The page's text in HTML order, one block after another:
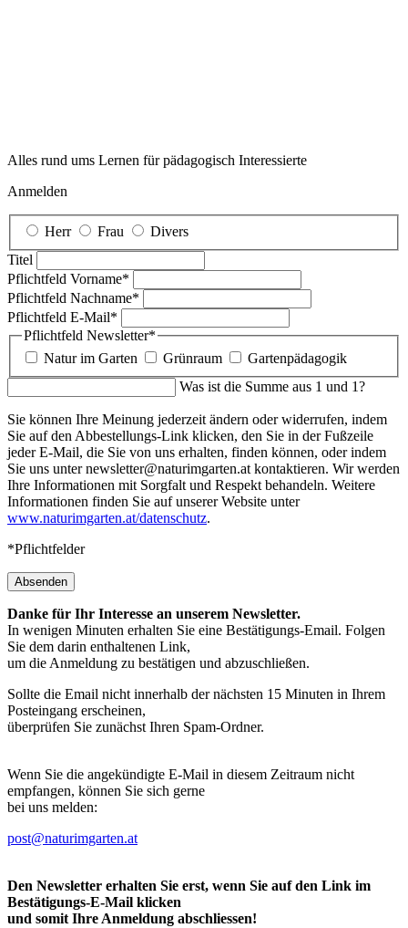
Alles rund ums Lernen für pädagogisch Interessierte
Anmelden
Herr Frau
Divers
Titel
Pflichtfeld Vorname*
Pflichtfeld Nachname*
Pflichtfeld E-Mail*
Pflichtfeld Newsletter*
Natur im Garten
Grünraum
Gartenpädagogik
Was ist die Summe aus 1 und 1?
Sie können Ihre Meinung jederzeit ändern oder widerrufen, indem
Sie auf den Abbestellungs-Link klicken, den Sie in der Fußzeile
jeder E-Mail, die Sie von uns erhalten, finden können, oder indem
Sie uns unter newsletter@naturimgarten.at kontaktieren. Wir werden
Ihre Informationen mit Sorgfalt und Respekt behandeln. Weitere
Informationen finden Sie auf unserer Website unter
www.naturimgarten.at/datenschutz.
*Pflichtfelder
Absenden
Danke für Ihr Interesse an unserem Newsletter.
In wenigen Minuten erhalten Sie eine Bestätigungs-Email. Folgen
Sie dem darin enthaltenen Link,
um die Anmeldung zu bestätigen und abzuschließen.
Sollte die Email nicht innerhalb der nächsten 15 Minuten in Ihrem
Posteingang erscheinen,
überprüfen Sie zunächst Ihren Spam-Ordner.
Wenn Sie die angekündigte E-Mail in diesem Zeitraum nicht
empfangen, können Sie sich gerne
bei uns melden:
post@naturimgarten.at
Den Newsletter erhalten Sie erst, wenn Sie auf den Link im
Bestätigungs-E-Mail klicken
und somit Ihre Anmeldung abschliessen!